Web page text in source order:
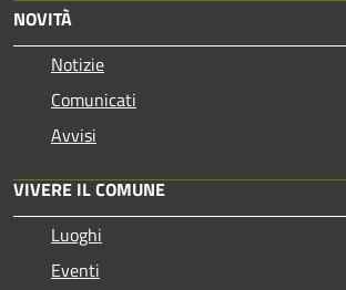
NOVITÀ
Notizie
Comunicati
Avvisi
VIVERE IL COMUNE
Luoghi
Eventi